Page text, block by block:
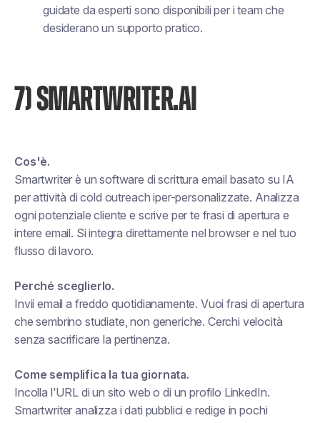
guidate da esperti sono disponibili per i team che
desiderano un supporto pratico.
7) SMARTWRITER.AI
Cos'è.
Smartwriter è un software di scrittura email basato su IA
per attività di cold outreach iper-personalizzate. Analizza
ogni potenziale cliente e scrive per te frasi di apertura e
intere email. Si integra direttamente nel browser e nel tuo
flusso di lavoro.
Perché sceglierlo.
Invii email a freddo quotidianamente. Vuoi frasi di apertura
che sembrino studiate, non generiche. Cerchi velocità
senza sacrificare la pertinenza.
Come semplifica la tua giornata.
Incolla l'URL di un sito web o di un profilo LinkedIn.
Smartwriter analizza i dati pubblici e redige in pochi